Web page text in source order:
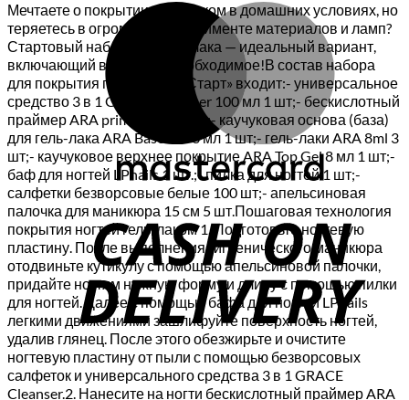
Мечтаете о покрытии гель-лаком в домашних условиях, но
теряетесь в огромном ассортименте материалов и ламп?
Стартовый набор для гель-лака — идеальный вариант,
включающий все самое необходимое!В состав набора
для покрытия гель-лаком «Старт» входит:- универсальное
средство 3 в 1 GRACE Cleanser 100 мл 1 шт;- бескислотный
праймер ARA primer 8 мл 1 шт;- каучуковая основа (база)
для гель-лака ARA Base Gel 8 мл 1 шт;- гель-лаки ARA 8ml 3
шт;- каучуковое верхнее покрытие ARA Top Gel 8 мл 1 шт;-
баф для ногтей LPnails 1 шт.;- пилка для ногтей 1 шт;-
салфетки безворсовые белые 100 шт;- апельсиновая
палочка для маникюра 15 см 5 шт.Пошаговая технология
покрытия ногтей гель-лаком 1. Подготовьте ногтевую
пластину. После выполнения гигиенического маникюра
отодвиньте кутикулу с помощью апельсиновой палочки,
придайте ногтям нужную форму и длину с помощью пилки
для ногтей. Далее с помощью бафа для ногтей LPnails
легкими движениями зашлифуйте поверхность ногтей,
удалив глянец. После этого обезжирьте и очистите
ногтевую пластину от пыли с помощью безворсовых
салфеток и универсального средства 3 в 1 GRACE
Cleanser.2. Нанесите на ногти бескислотный праймер ARA